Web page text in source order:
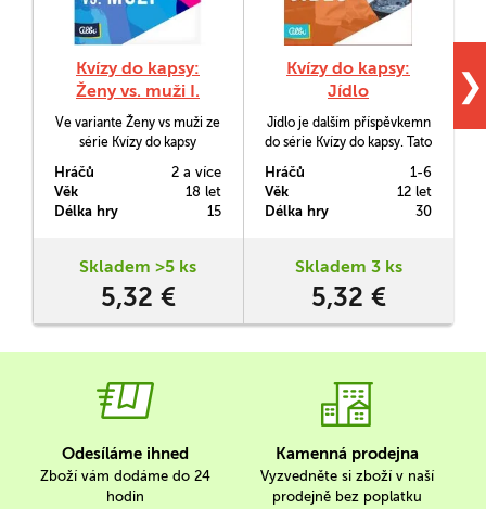
Kvízy do kapsy:
Ženy vs. muži I.
Ve variante Ženy vs muži ze
série Kvízy do kapsy
mužského světa a muži
naopak. Tato karetní hra je
ideální zábavou na cesty i
deskovou hru Česko -
Hráčů
2 a více
Věk
18 let
Délka hry
15
Skladem >5 ks
5,32 €
Kvízy do kapsy:
Jídlo
Jídlo je dalším příspěvkemn
do série Kvízy do kapsy. Tato
zábavou na cesty i skvělým
rozšířením pro deskovou
hru Česko - otázky a
Hráčů
1-6
Věk
12 let
Délka hry
30
Skladem 3 ks
5,32 €
❯
Odesíláme ihned
Zboží vám dodáme do 24
hodin
Kamenná prodejna
Vyzvedněte si zboží v naší
prodejně bez poplatku